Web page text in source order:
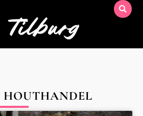
HOUTHANDEL